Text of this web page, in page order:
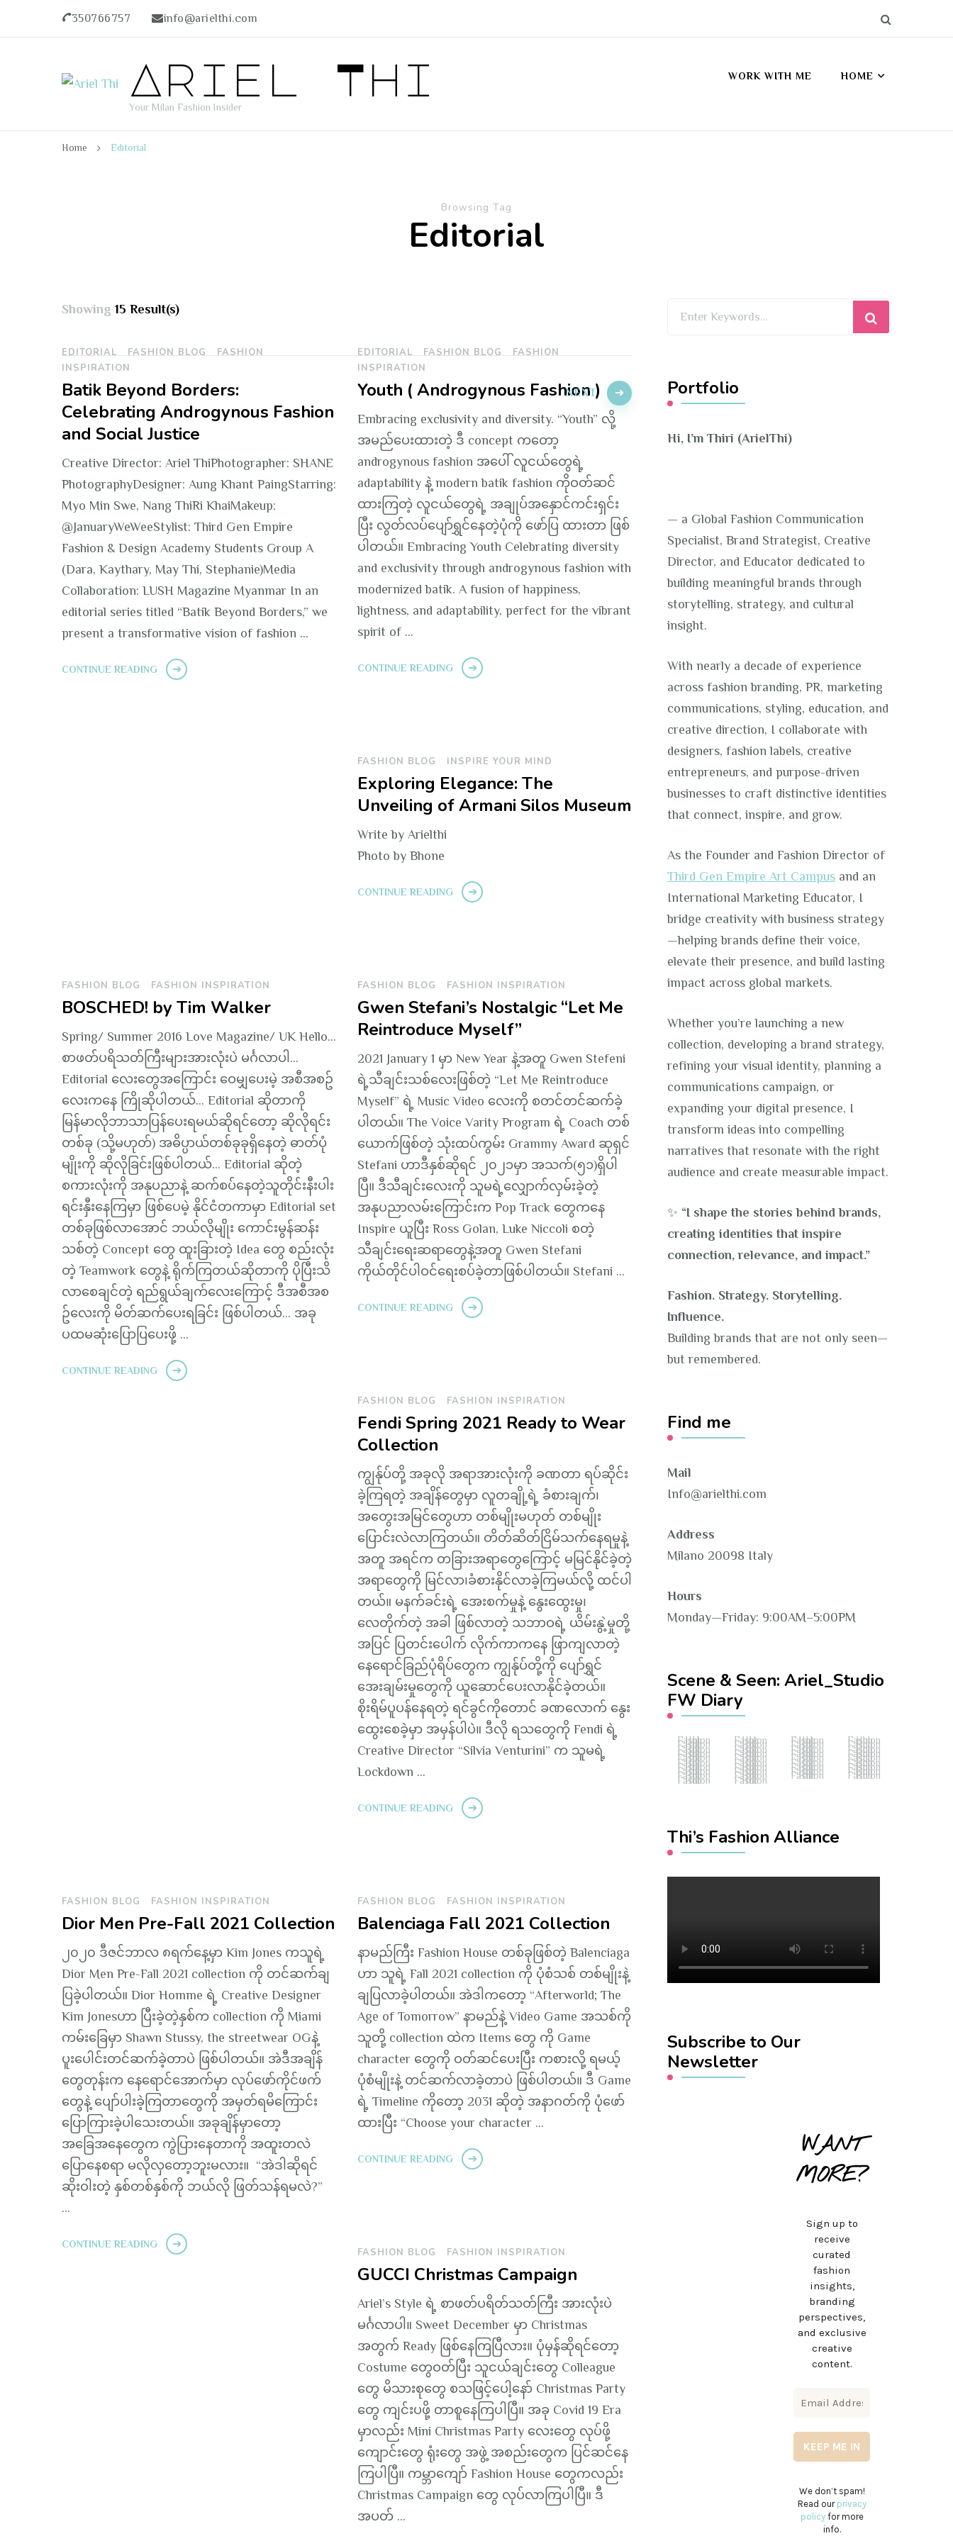
350766757 info@arielthi.com
Ariel Thi
Your Milan Fashion Insider
WORK WITH ME HOME
Home Editorial
Browsing Tag
Editorial
Showing 15 Result(s)
EDITORIAL FASHION BLOG
FASHION
INSPIRATION
Batik Beyond Borders:
Celebrating Androgynous Fashion
and Social Justice
Creative Director: Ariel ThiPhotographer: SHANE
PhotographyDesigner: Aung Khant PaingStarring:
Myo Min Swe, Nang ThiRi KhaiMakeup:
@JanuaryWeWeeStylist: Third Gen Empire
Fashion & Design Academy Students Group A
(Dara, Kaythary, May Thi, Stephanie)Media
Collaboration: LUSH Magazine Myanmar In an
editorial series titled “Batik Beyond Borders,” we
present a transformative vision of fashion …
CONTINUE READING
EDITORIAL FASHION BLOG
FASHION
INSPIRATION
Youth ( Androgynous Fashion )
Embracing exclusivity and diversity. “Youth” လို့
အမည်ပေးထားတဲ့ ဒီ concept ကတော့
androgynous fashion အပေါ် လူငယ်တွေရဲ့
adaptability နဲ့ modern batik fashion ကိုဝတ်ဆင်
ထားကြတဲ့ လူငယ်တွေရဲ့ အချုပ်အနှောင်ကင်းရှင်း
ပြီး လွတ်လပ်ပျော်ရွှင်နေတဲ့ပုံကို ဖော်ပြ ထားတာ ဖြစ်
ပါတယ်။ Embracing Youth Celebrating diversity
and exclusivity through androgynous fashion with
modernized batik. A fusion of happiness,
lightness, and adaptability, perfect for the vibrant
spirit of …
CONTINUE READING
FASHION BLOG INSPIRE YOUR MIND
Exploring Elegance: The
Unveiling of Armani Silos Museum
Write by Arielthi
Photo by Bhone
CONTINUE READING
FASHION BLOG FASHION INSPIRATION
BOSCHED! by Tim Walker
Spring/ Summer 2016 Love Magazine/ UK Hello…
စာဖတ်ပရိသတ်ကြီးများအားလုံးပဲ မင်္ဂလာပါ…
Editorial လေးတွေအကြောင်း ဝေမျှပေးမဲ့ အစီအစဥ်
လေးကနေ ကြိုဆိုပါတယ်… Editorial ဆိုတာကို
မြန်မာလိုဘာသာပြန်ပေးရမယ်ဆိုရင်တော့ ဆိုလိုရင်း
တစ်ခု (သို့မဟုတ်) အဓိပ္ပာယ်တစ်ခုခုရှိနေတဲ့ ဓာတ်ပုံ
မျိုးကို ဆိုလိုခြင်းဖြစ်ပါတယ်… Editorial ဆိုတဲ့
စကားလုံးကို အနုပညာနဲ့ ဆက်စပ်နေတဲ့သူတိုင်းနီးပါး
ရင်းနှီးနေကြမှာ ဖြစ်ပေမဲ့ နိုင်ငံတကာမှာ Editorial set
တစ်ခုဖြစ်လာအောင် ဘယ်လိုမျိုး ကောင်းမွန်ဆန်း
သစ်တဲ့ Concept တွေ ထူးခြားတဲ့ Idea တွေ စည်းလုံး
တဲ့ Teamwork တွေနဲ့ ရိုက်ကြတယ်ဆိုတာကို ပိုပြီးသိ
လာစေချင်တဲ့ ရည်ရွယ်ချက်လေးကြောင့် ဒီအစီအစ
ဥ်လေးကို မိတ်ဆက်ပေးရခြင်း ဖြစ်ပါတယ်… အခု
ပထမဆုံးပြောပြပေးဖို့ …
CONTINUE READING
FASHION BLOG FASHION INSPIRATION
Gwen Stefani’s Nostalgic “Let Me
Reintroduce Myself”
2021 January 1 မှာ New Year နဲ့အတူ Gwen Stefeni
ရဲ့သီချင်းသစ်လေးဖြစ်တဲ့ “Let Me Reintroduce
Myself” ရဲ့ Music Video လေးကို စတင်တင်ဆက်ခဲ့
ပါတယ်။ The Voice Varity Program ရဲ့ Coach တစ်
ယောက်ဖြစ်တဲ့ သုံးထပ်ကွမ်း Grammy Award ဆုရှင်
Stefani ဟာဒီနှစ်ဆိုရင် ၂၀၂၁မှာ အသက်(၅၁)ရှိပါ
ပြီ။ ဒီသီချင်းလေးကို သူမရဲ့လျှောက်လှမ်းခဲ့တဲ့
အနုပညာလမ်းကြောင်းက Pop Track တွေကနေ
Inspire ယူပြီး Ross Golan, Luke Niccoli စတဲ့
သီချင်းရေးဆရာတွေနဲ့အတူ Gwen Stefani
ကိုယ်တိုင်ပါဝင်ရေးစပ်ခဲ့တာဖြစ်ပါတယ်။ Stefani …
CONTINUE READING
FASHION BLOG FASHION INSPIRATION
Fendi Spring 2021 Ready to Wear
Collection
ကျွန်ုပ်တို့ အခုလို အရာအားလုံးကို ခဏတာ ရပ်ဆိုင်း
ခဲ့ကြရတဲ့ အချိန်တွေမှာ လူတချို့ရဲ့ ခံစားချက်၊
အတွေးအမြင်တွေဟာ တစ်မျိုးမဟုတ် တစ်မျိုး
ပြောင်းလဲလာကြတယ်။ တိတ်ဆိတ်ငြိမ်သက်နေရမှုနဲ့
အတူ အရင်က တခြားအရာတွေကြောင့် မမြင်နိုင်ခဲ့တဲ့
အရာတွေကို မြင်လာ၊ခံစားနိုင်လာခဲ့ကြမယ်လို့ ထင်ပါ
တယ်။ မနက်ခင်းရဲ့ အေးစက်မှုနဲ့ နွေးထွေးမှု၊
လေတိုက်တဲ့ အခါ ဖြစ်လာတဲ့ သဘာဝရဲ့ ယိမ်းနွဲ့မှုတို့
အပြင် ပြတင်းပေါက် လိုက်ကာကနေ ဖြာကျလာတဲ့
နေရောင်ခြည်ပုံရိပ်တွေက ကျွန်ုပ်တို့ကို ပျော်ရွှင်
အေးချမ်းမှုတွေကို ယူဆောင်ပေးလာနိုင်ခဲ့တယ်။
စိုးရိမ်ပူပန်နေရတဲ့ ရင်ခွင်ကိုတောင် ခဏလောက် နွေး
ထွေးစေခဲ့မှာ အမှန်ပါပဲ။ ဒီလို ရသတွေကို Fendi ရဲ့
Creative Director “Silvia Venturini” က သူမရဲ့
Lockdown …
CONTINUE READING
FASHION BLOG FASHION INSPIRATION
Dior Men Pre-Fall 2021 Collection
၂၀၂၀ ဒီဇင်ဘာလ ၈ရက်နေ့မှာ Kim Jones ကသူရဲ့
Dior Men Pre-Fall 2021 collection ကို တင်ဆက်ချ
ပြခဲ့ပါတယ်။ Dior Homme ရဲ့ Creative Designer
Kim Jonesဟာ ပြီးခဲ့တဲ့နှစ်က collection ကို Miami
ကမ်းခြေမှာ Shawn Stussy, the streetwear OGနဲ့
ပူးပေါင်းတင်ဆက်ခဲ့တာပဲ ဖြစ်ပါတယ်။ အဲဒီအချိန်
တွေတုန်းက နေရောင်အောက်မှာ လုပ်ဖော်ကိုင်ဖက်
တွေနဲ့ ပျော်ပါးခဲ့ကြတာတွေကို အမှတ်ရမိကြောင်း
ပြောကြားခဲ့ပါသေးတယ်။ အခုချိန်မှာတော့
အခြေအနေတွေက ကွဲပြားနေတာကို အထူးတလဲ
ပြောနေစရာ မလိုလှတော့ဘူးမလား။ “အဲဒါဆိုရင်
ဆိုးဝါးတဲ့ နှစ်တစ်နှစ်ကို ဘယ်လို ဖြတ်သန်ရမလဲ?”
…
CONTINUE READING
FASHION BLOG FASHION INSPIRATION
Balenciaga Fall 2021 Collection
နာမည်ကြီး Fashion House တစ်ခုဖြစ်တဲ့ Balenciaga
ဟာ သူရဲ့ Fall 2021 collection ကို ပုံစံသစ် တစ်မျိုးနဲ့
ချပြလာခဲ့ပါတယ်။ အဲဒါကတော့ “Afterworld; The
Age of Tomorrow” နာမည်နဲ့ Video Game အသစ်ကို
သူတို့ collection ထဲက Items တွေ ကို Game
character တွေကို ဝတ်ဆင်ပေးပြီး ကစားလို့ ရမယ့်
ပုံစံမျိုးနဲ့ တင်ဆက်လာခဲ့တာပဲ ဖြစ်ပါတယ်။ ဒီ Game
ရဲ့ Timeline ကိုတော့ 2031 ဆိုတဲ့ အနာဂတ်ကို ပုံဖော်
ထားပြီး “Choose your character …
CONTINUE READING
FASHION BLOG FASHION INSPIRATION
GUCCI Christmas Campaign
Ariel’s Style ရဲ့ စာဖတ်ပရိတ်သတ်ကြီး အားလုံးပဲ
မင်္ဂလာပါ။ Sweet December မှာ Christmas
အတွက် Ready ဖြစ်နေကြပြီလား။ ပုံမှန်ဆိုရင်တော့
Costume တွေဝတ်ပြီး သူငယ်ချင်းတွေ Colleague
တွေ မိသားစုတွေ စသဖြင့်ပေါ့နော် Christmas Party
တွေ ကျင်းပဖို့ တာစူနေကြပါပြီ။ အခု Covid 19 Era
မှာလည်း Mini Christmas Party လေးတွေ လုပ်ဖို့
ကျောင်းတွေ ရုံးတွေ အဖွဲ့ အစည်းတွေက ပြင်ဆင်နေ
ကြပါပြီ။ ကမ္ဘာကျော် Fashion House တွေကလည်း
Christmas Campaign တွေ လုပ်လာကြပါပြီ။ ဒီ
အပတ် …
Posts
pagination
NEXT Portfolio
Hi, I’m Thiri (ArielThi)
— a Global Fashion Communication
Specialist, Brand Strategist, Creative
Director, and Educator dedicated to
building meaningful brands through
storytelling, strategy, and cultural
insight.
With nearly a decade of experience
across fashion branding, PR, marketing
communications, styling, education, and
creative direction, I collaborate with
designers, fashion labels, creative
entrepreneurs, and purpose-driven
businesses to craft distinctive identities
that connect, inspire, and grow.
As the Founder and Fashion Director of
Third Gen Empire Art Campus and an
International Marketing Educator, I
bridge creativity with business strategy
—helping brands define their voice,
elevate their presence, and build lasting
impact across global markets.
Whether you’re launching a new
collection, developing a brand strategy,
refining your visual identity, planning a
communications campaign, or
expanding your digital presence, I
transform ideas into compelling
narratives that resonate with the right
audience and create measurable impact.
✨ “I shape the stories behind brands,
creating identities that inspire
connection, relevance, and impact.”
Fashion. Strategy. Storytelling.
Influence.
Building brands that are not only seen—
but remembered.
Find me
Mail
Info@arielthi.com
Address
Milano 20098 Italy
Hours
Monday—Friday: 9:00AM–5:00PM
Scene & Seen: Ariel_Studio
FW Diary
Fashion Hub Fashion Hub Fashion Hub Fashion Hub
Fashion Hub Fashion Hub Fashion Hub Fashion Hub
Fashion Hub Fashion Hub Fashion Hub Fashion Hub
Fashion Hub Fashion Hub Fashion Hub Fashion Hub
Fashion Hub Fashion Hub Fashion Hub Fashion Hub
Fashion Hub Fashion Hub Fashion Hub Fashion Hub
Fashion Hub Fashion Hub Fashion Hub Fashion Hub
Fashion Hub Fashion Hub Fashion Hub Fashion Hub
Fashion Hub Fashion Hub Fashion Hub Fashion Hub
Fashion Hub Fashion Hub
Thi’s Fashion Alliance
Subscribe to Our
Newsletter
WANT
MORE?
Sign up to
receive
curated
fashion
insights,
branding
perspectives,
and exclusive
creative
content.
We don’t spam!
Read our privacy
policyfor more
info.